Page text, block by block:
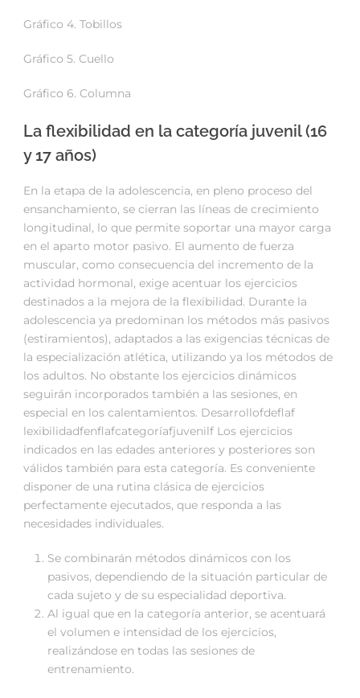
Gráfico 4. Tobillos
Gráfico 5. Cuello
Gráfico 6. Columna
La flexibilidad en la categoría juvenil (16
y 17 años)
En la etapa de la adolescencia, en pleno proceso del
ensanchamiento, se cierran las líneas de crecimiento
longitudinal, lo que permite soportar una mayor carga
en el aparto motor pasivo. El aumento de fuerza
muscular, como consecuencia del incremento de la
actividad hormonal, exige acentuar los ejercicios
destinados a la mejora de la flexibilidad. Durante la
adolescencia ya predominan los métodos más pasivos
(estiramientos), adaptados a las exigencias técnicas de
la especialización atlética, utilizando ya los métodos de
los adultos. No obstante los ejercicios dinámicos
seguirán incorporados también a las sesiones, en
especial en los calentamientos. Desarrollofdeflaf
lexibilidadfenflafcategoríafjuvenilf Los ejercicios
indicados en las edades anteriores y posteriores son
válidos también para esta categoría. Es conveniente
disponer de una rutina clásica de ejercicios
perfectamente ejecutados, que responda a las
necesidades individuales.
Se combinarán métodos dinámicos con los
pasivos, dependiendo de la situación particular de
cada sujeto y de su especialidad deportiva.
Al igual que en la categoría anterior, se acentuará
el volumen e intensidad de los ejercicios,
realizándose en todas las sesiones de
entrenamiento.